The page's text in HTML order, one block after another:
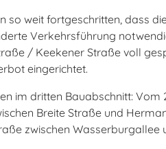
so weit fortgeschritten, dass
Verkehrsführung
/ Keekener Straße voll
eingerichtet.
im dritten Bauabschnitt: Vom
Breite Straße und
zwischen